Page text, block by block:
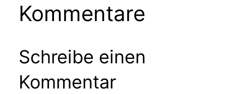
Kommentare
Schreibe einen
Kommentar